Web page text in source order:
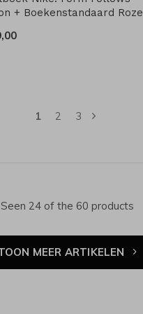
+ Boekenstandaard Roze
1 2 3
Seen 24 of the 60 products
MEER ARTIKELEN